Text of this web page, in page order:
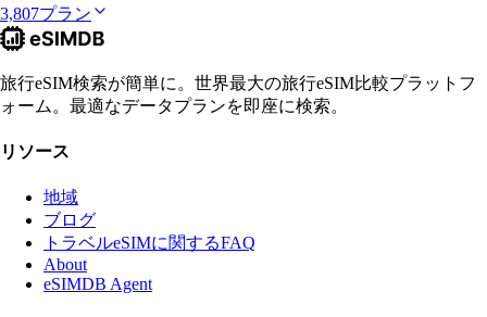
3,807プラン
旅行eSIM検索が簡単に。世界最大の旅行eSIM比較プラットフ
ォーム。最適なデータプランを即座に検索。
リソース
地域
ブログ
トラベルeSIMに関するFAQ
About
eSIMDB Agent